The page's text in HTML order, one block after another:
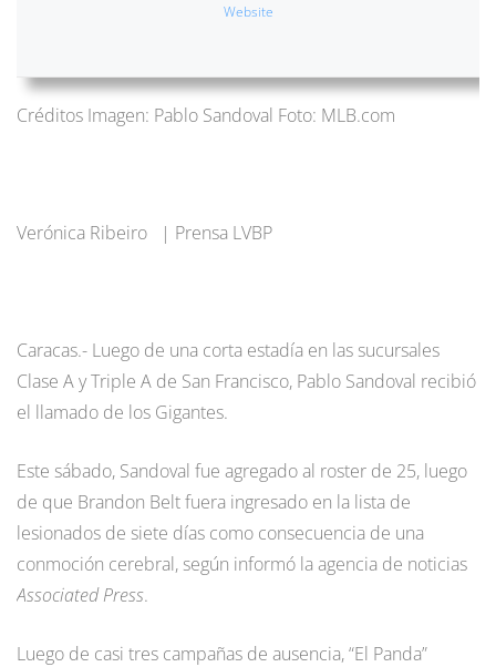
Website
Créditos Imagen: Pablo Sandoval Foto: MLB.com
Verónica Ribeiro | Prensa LVBP
Caracas.- Luego de una corta estadía en las sucursales
Clase A y Triple A de San Francisco, Pablo Sandoval recibió
el llamado de los Gigantes.
Este sábado, Sandoval fue agregado al roster de 25, luego
de que Brandon Belt fuera ingresado en la lista de
lesionados de siete días como consecuencia de una
conmoción cerebral, según informó la agencia de noticias
Associated Press.
Luego de casi tres campañas de ausencia, “El Panda”